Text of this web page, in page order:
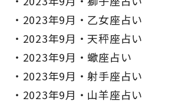
2023年9月・乙女座占い
2023年9月・天秤座占い
2023年9月・蠍座占い
2023年9月・射手座占い
2023年9月・山羊座占い